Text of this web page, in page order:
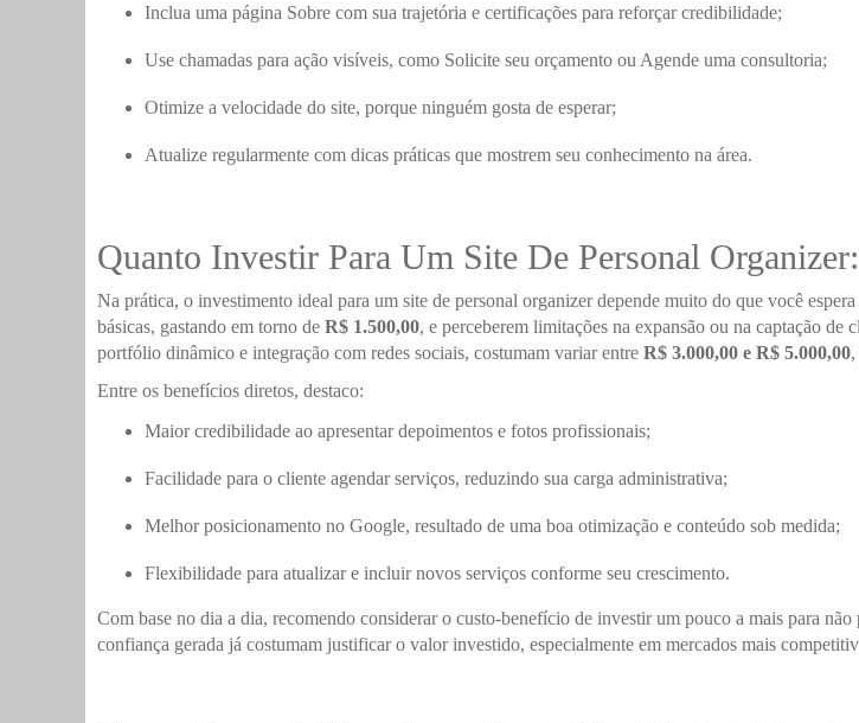
Inclua uma página Sobre com sua trajetória e certificações para reforçar credibilidade;
Use chamadas para ação visíveis, como Solicite seu orçamento ou Agende uma consultoria;
Otimize a velocidade do site, porque ninguém gosta de esperar;
Atualize regularmente com dicas práticas que mostrem seu conhecimento na área.
Quanto Investir Para Um Site De Personal
Na prática, o investimento ideal para um site de personal organizer depende muito do que você
básicas, gastando em torno de R$ 1.500,00, e perceberem limitações na expansão ou na captação
portfólio dinâmico e integração com redes sociais, costumam variar entre R$ 3.000,00 e R$ 5.000,00
Entre os benefícios diretos, destaco:
Maior credibilidade ao apresentar depoimentos e fotos profissionais;
Facilidade para o cliente agendar serviços, reduzindo sua carga administrativa;
Melhor posicionamento no Google, resultado de uma boa otimização e conteúdo sob medida;
Flexibilidade para atualizar e incluir novos serviços conforme seu crescimento.
Com base no dia a dia, recomendo considerar o custo-benefício de investir um pouco a mais para
confiança gerada já costumam justificar o valor investido, especialmente em mercados mais